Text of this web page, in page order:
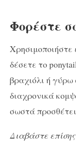
Φορέστε
δέσετε το
βραχιόλι ή
διαχρονικά
σωστά
Διαβάστε